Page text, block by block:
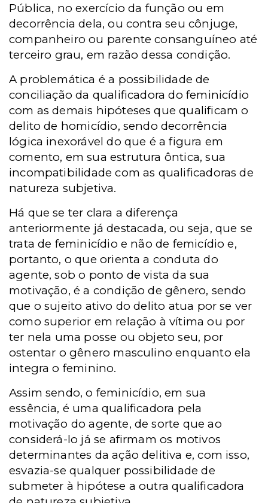
Pública, no exercício da função ou em
decorrência dela, ou contra seu cônjuge,
companheiro ou parente consanguíneo até
terceiro grau, em razão dessa condição.
A problemática é a possibilidade de
conciliação da qualificadora do feminicídio
com as demais hipóteses que qualificam o
delito de homicídio, sendo decorrência
lógica inexorável do que é a figura em
comento, em sua estrutura ôntica, sua
incompatibilidade com as qualificadoras de
natureza subjetiva.
Há que se ter clara a diferença
anteriormente já destacada, ou seja, que se
trata de feminicídio e não de femicídio e,
portanto, o que orienta a conduta do
agente, sob o ponto de vista da sua
motivação, é a condição de gênero, sendo
que o sujeito ativo do delito atua por se ver
como superior em relação à vítima ou por
ter nela uma posse ou objeto seu, por
ostentar o gênero masculino enquanto ela
integra o feminino.
Assim sendo, o feminicídio, em sua
essência, é uma qualificadora pela
motivação do agente, de sorte que ao
considerá-lo já se afirmam os motivos
determinantes da ação delitiva e, com isso,
esvazia-se qualquer possibilidade de
submeter à hipótese a outra qualificadora